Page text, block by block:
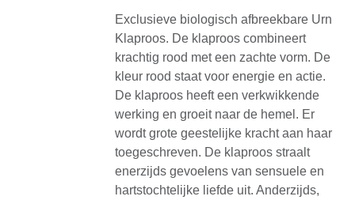
Exclusieve biologisch afbreekbare Urn
Klaproos. De klaproos combineert
krachtig rood met een zachte vorm. De
kleur rood staat voor energie en actie.
De klaproos heeft een verkwikkende
werking en groeit naar de hemel. Er
wordt grote geestelijke kracht aan haar
toegeschreven. De klaproos straalt
enerzijds gevoelens van sensuele en
hartstochtelijke liefde uit. Anderzijds,